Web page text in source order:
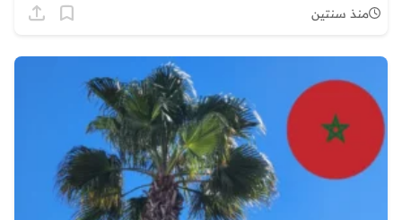
منذ سنتين